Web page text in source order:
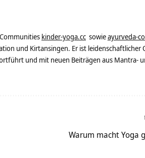
kinder-yoga.cc sowieayurveda-
und Kirtansingen. Er ist leidenschaftlicher
und mit neuen Beiträgen aus Mantra-
Warum macht Yoga